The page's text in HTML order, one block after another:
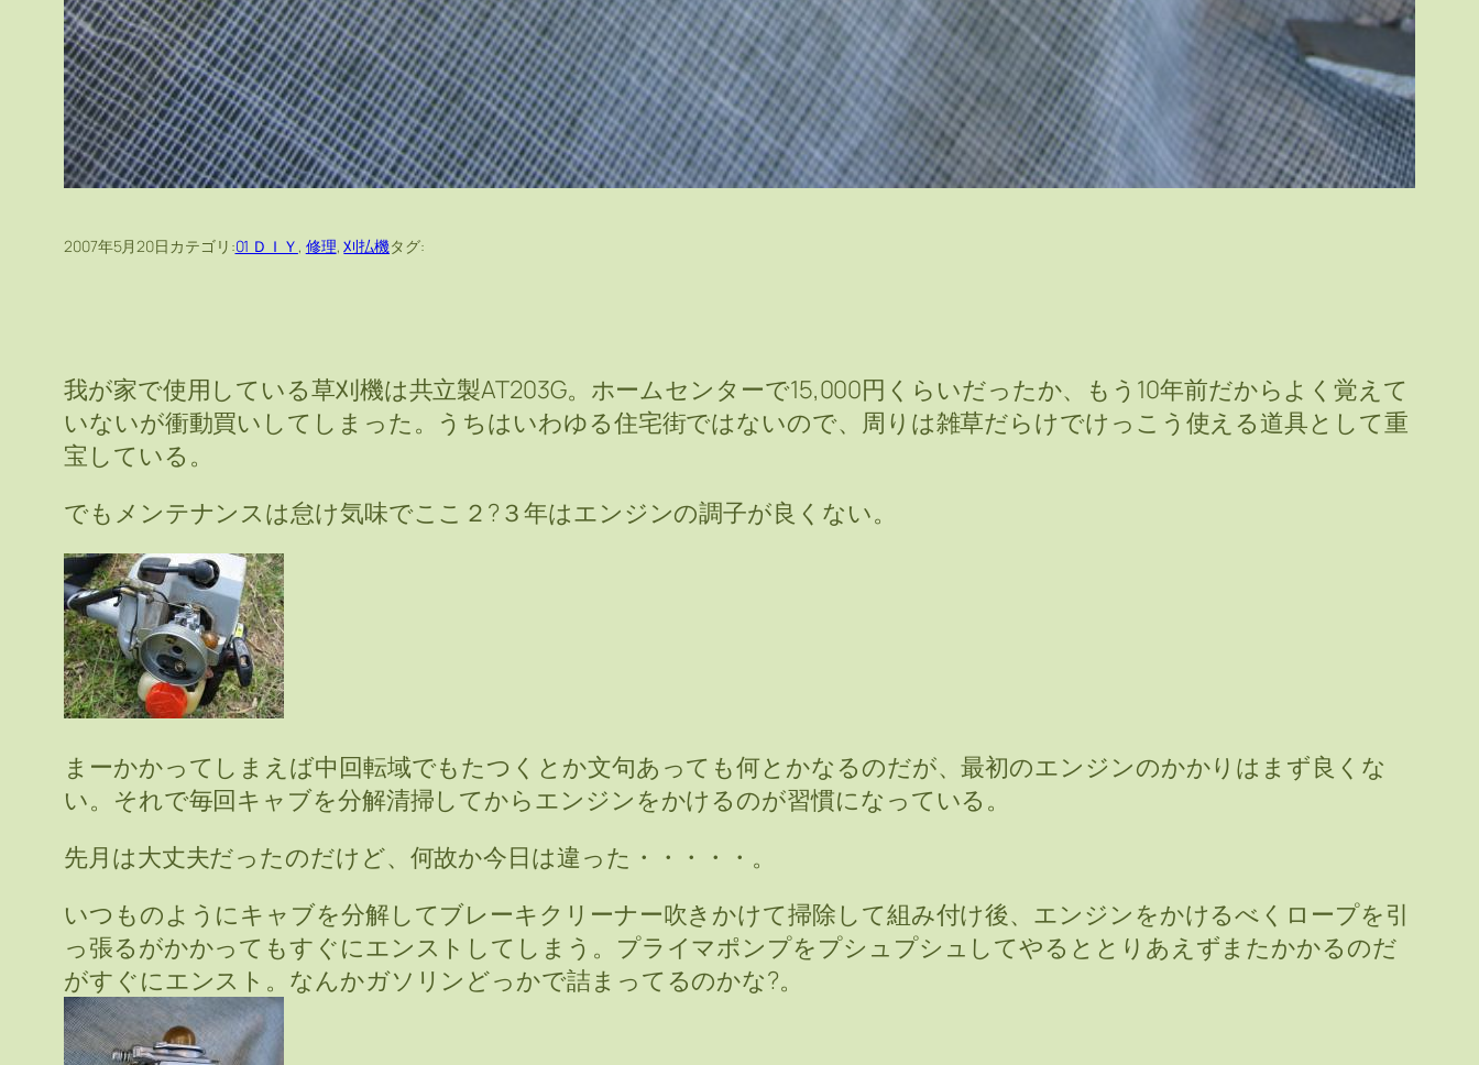
2007年5月20日 カテゴリ:01 ＤＩＹ, 修理, 刈払機タグ:
我が家で使用している草刈機は共立製AT203G。ホームセンターで15,000円くらいだったか、もう10年前だからよく覚えて
いないが衝動買いしてしまった。うちはいわゆる住宅街ではないので、周りは雑草だらけでけっこう使える道具として重
宝している。
でもメンテナンスは怠け気味でここ２?３年はエンジンの調子が良くない。
まーかかってしまえば中回転域でもたつくとか文句あっても何とかなるのだが、最初のエンジンのかかりはまず良くな
い。それで毎回キャブを分解清掃してからエンジンをかけるのが習慣になっている。
先月は大丈夫だったのだけど、何故か今日は違った・・・・・。
いつものようにキャブを分解してブレーキクリーナー吹きかけて掃除して組み付け後、エンジンをかけるべくロープを引
っ張るがかかってもすぐにエンストしてしまう。プライマポンプをプシュプシュしてやるととりあえずまたかかるのだ
がすぐにエンスト。なんかガソリンどっかで詰まってるのかな?。